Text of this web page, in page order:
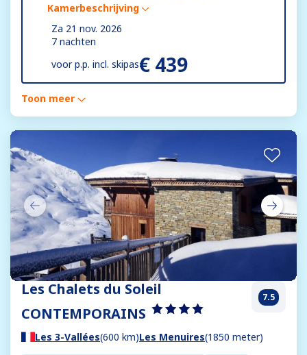
Kamerbeschrijving
Za 21 nov. 2026
7 nachten
voorp.p. incl. skipas€ 439
Toon meer
7.5
Les Chalets du Soleil
CONTEMPORAINS
Les 3-Vallées(600 km)Les Menuires(1850 meter)